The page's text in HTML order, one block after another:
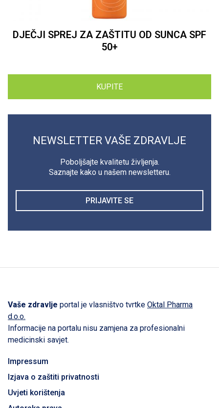
DJEČJI SPREJ ZA ZAŠTITU OD SUNCA SPF
50+
KUPITE
NEWSLETTER VAŠE ZDRAVLJE
Poboljšajte kvalitetu življenja.
Saznajte kako u našem newsletteru.
PRIJAVITE SE
Vaše zdravlje portal je vlasništvo tvrtke Oktal Pharma
d.o.o.
Informacije na portalu nisu zamjena za profesionalni
medicinski savjet.
Impressum
Izjava o zaštiti privatnosti
Uvjeti korištenja